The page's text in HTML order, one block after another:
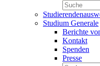
Studium Generale
Berichte
Kontakt
Spenden
Presse